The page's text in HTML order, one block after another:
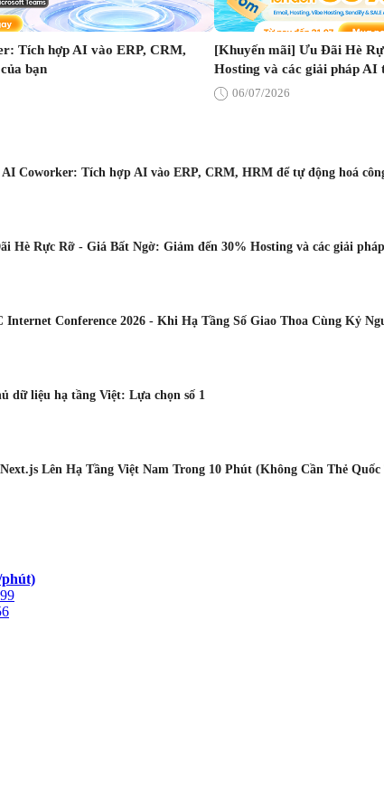
Tích hợp AI vào ERP, CRM,
bạn
[Khuyến mãi] Ưu Đãi Hè
Hosting và các giải pháp AI
06/07/2026
Coworker: Tích hợp AI vào ERP, CRM, HRM để tự động hoá
Hè Rực Rỡ - Giá Bất Ngờ: Giảm đến 30% Hosting và các giải
Internet Conference 2026 - Khi Hạ Tầng Số Giao Thoa Cùng Kỷ
dữ liệu hạ tầng Việt: Lựa chọn số 1
Lên Hạ Tầng Việt Nam Trong 10 Phút (Không Cần Thẻ Quốc
phút)